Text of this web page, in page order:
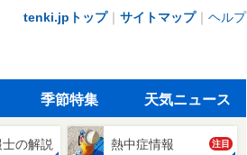
tenki.jpトップ｜ サイトマップ｜ ヘルプ
季節特集 天気ニュース
の解説 熱中症情報 注目